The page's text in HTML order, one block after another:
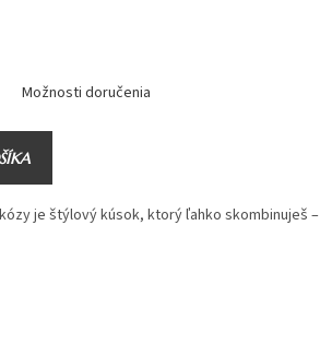
Možnosti doručenia
je štýlový kúsok, ktorý ľahko skombinuješ –